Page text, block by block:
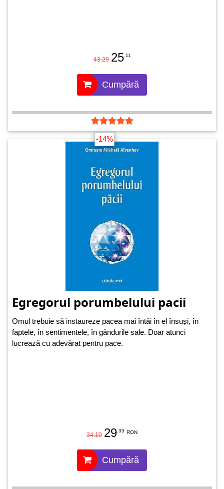
43.29 25 .11
Cumpără
-14%
Egregorul porumbelului pacii
Omul trebuie să instaureze pacea mai întâi în el însuși, în
faptele, în sentimentele, în gândurile sale. Doar atunci
lucrează cu adevărat pentru pace.
34.10 29 .33 RON
Cumpără